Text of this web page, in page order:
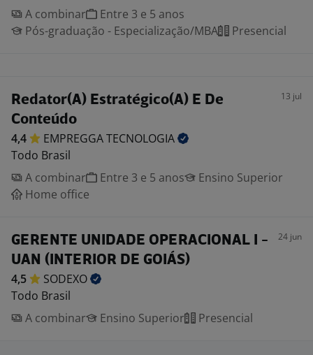
A combinar
Entre 3 e 5 anos
Pós-graduação - Especialização/MBA
Presencial
Redator(A) Estratégico(A) E De
Conteúdo
13 jul
4,4 EMPREGGATECNOLOGIA
Todo Brasil
A combinar
Entre 3 e 5 anos
Ensino Superior
Home office
GERENTE UNIDADE OPERACIONAL I -
UAN (INTERIOR DE GOIÁS)
24 jun
4,5
SODEXO
Todo Brasil
A combinar
Ensino Superior Presencial